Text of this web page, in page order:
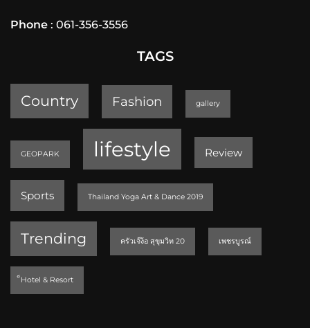
Phone : 061-356-3556
TAGS
Country Fashion gallery
GEOPARK lifestyle Review
Sports Thailand Yoga Art & Dance 2019
Trending ครัวเจ๊ง้อ สุขุมวิท 20 เพชรบูรณ์
็Hotel & Resort